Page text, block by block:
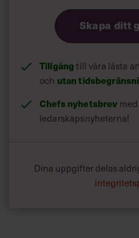
med fler än 500
har intervjuats. Här ligger
siffrorna framtagna av IDC
Skapa ditt
Tillgångtill våra låsta
och utan
Chefs nyhetsbrev
ledarskapsnyheterna!
Dina uppgifter delas